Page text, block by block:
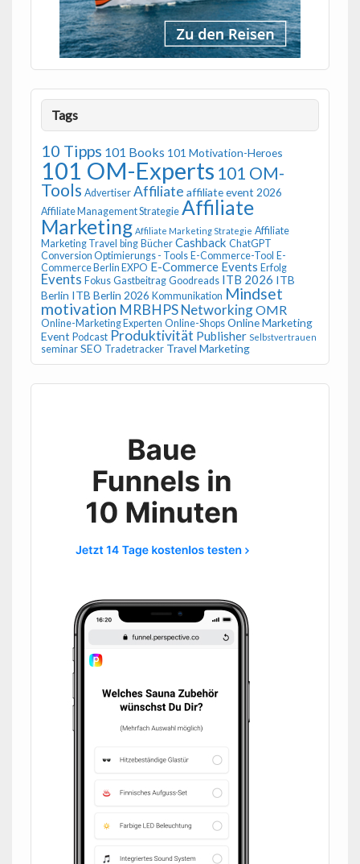
Tags
10 Tipps 101 Books 101 Motivation-Heroes
101 OM-Experts 101 OM-
Tools Advertiser Affiliate affiliate event 2026
Affiliate Management Strategie Affiliate
Marketing Affiliate Marketing Strategie Affiliate
Marketing Travel bing Bücher Cashback ChatGPT
Conversion Optimierungs - Tools E-Commerce-Tool E-
Commerce Berlin EXPO E-Commerce Events Erfolg
Events Fokus Gastbeitrag Goodreads ITB 2026 ITB
Berlin ITB Berlin 2026 Kommunikation Mindset
motivation MRBHPSNetworkingOMR
Online-Marketing Experten Online-Shops Online Marketing
Event Podcast Produktivität Publisher Selbstvertrauen
seminar SEO Tradetracker Travel Marketing